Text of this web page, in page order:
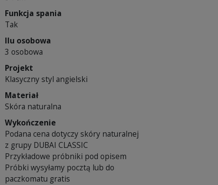
Funkcja spania
Tak
Ilu osobowa
3 osobowa
Projekt
Klasyczny styl angielski
Materiał
Skóra naturalna
Wykończenie
Podana cena dotyczy skóry naturalnej
z grupy DUBAI CLASSIC
Przykładowe próbniki pod opisem
Próbki wysyłamy pocztą lub do
paczkomatu gratis